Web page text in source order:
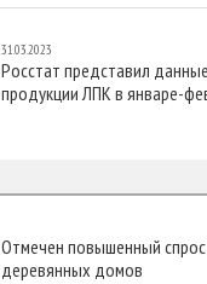
31.03.2023
Росстат представил
продукции ЛПК в январе-
Отмечен повышенный
деревянных домов